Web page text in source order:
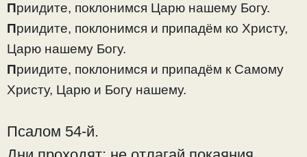
Приидите, поклонимся Царю нашему Богу.
Приидите, поклонимся и припадём ко Христу,
Царю нашему Богу.
Приидите, поклонимся и припадём к Самому
Христу, Царю и Богу нашему.
Псалом 54-й.